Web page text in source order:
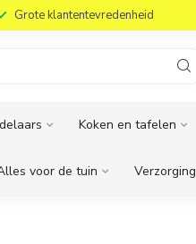
Grote klantentevredenheid
Koken en tafelen
voor de tuin Verzorging